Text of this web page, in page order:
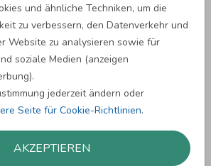
und ähnliche Techniken, um die
zu verbessern, den Datenverkehr und
Website zu analysieren sowie für
soziale Medien (anzeigen
jederzeit ändern oder
Seite für Cookie-Richtlinien.
AKZEPTIEREN
und Konfirmationskarten sind
oft schlichter gestaltet. Daher bieten sich
Einladungskarten als Vorlage an.
Einladungen ganz einfach das Motiv aus
unserem Gestaltungstool an den Stil